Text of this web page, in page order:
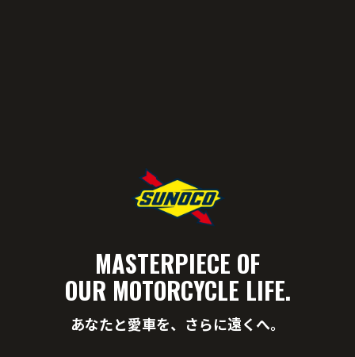
MASTERPIECE OF
OUR MOTORCYCLE LIFE.
あなたと愛車を、さらに遠くへ。